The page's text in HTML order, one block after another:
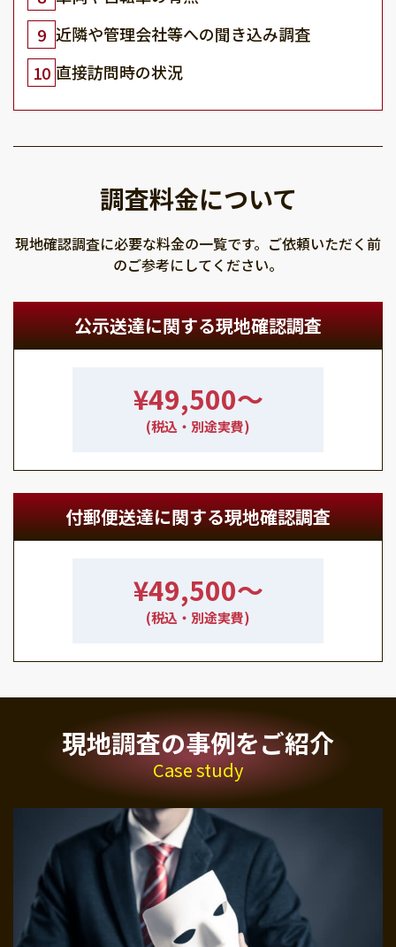
9 近隣や管理会社等への聞き込み調査
10 直接訪問時の状況
調査料金について
現地確認調査に必要な料金の一覧です。ご依頼いただく前
のご参考にしてください。
公示送達に関する現地確認調査
¥49,500〜
(税込・別途実費)
付郵便送達に関する現地確認調査
¥49,500〜
(税込・別途実費)
現地調査の事例をご紹介
Case study